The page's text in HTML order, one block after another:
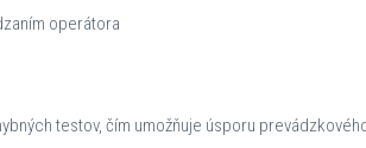
operátora
testov, čím umožňuje úsporu